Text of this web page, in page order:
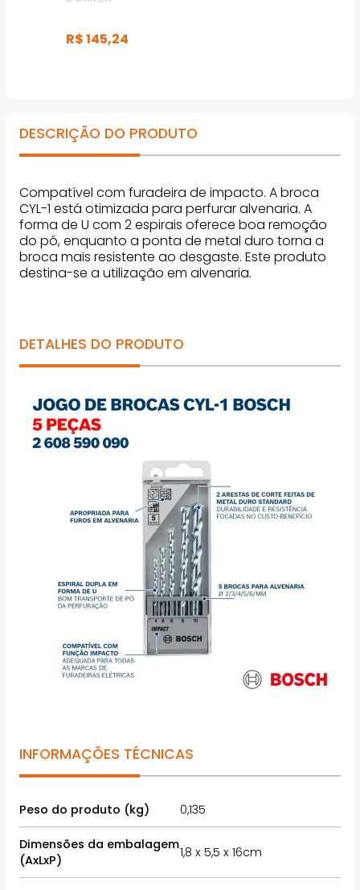
R$145,24
DESCRIÇÃO DO PRODUTO
Compatível com furadeira de impacto. A broca
CYL-1 está otimizada para perfurar alvenaria. A
forma de U com 2 espirais oferece boa remoção
do pó, enquanto a ponta de metal duro torna a
broca mais resistente ao desgaste. Este produto
destina-se a utilização em alvenaria.
DETALHES DO PRODUTO
INFORMAÇÕES TÉCNICAS
Peso do produto (kg) 0,135
Dimensões da embalagem
(AxLxP)
1,8 x 5,5 x 16cm